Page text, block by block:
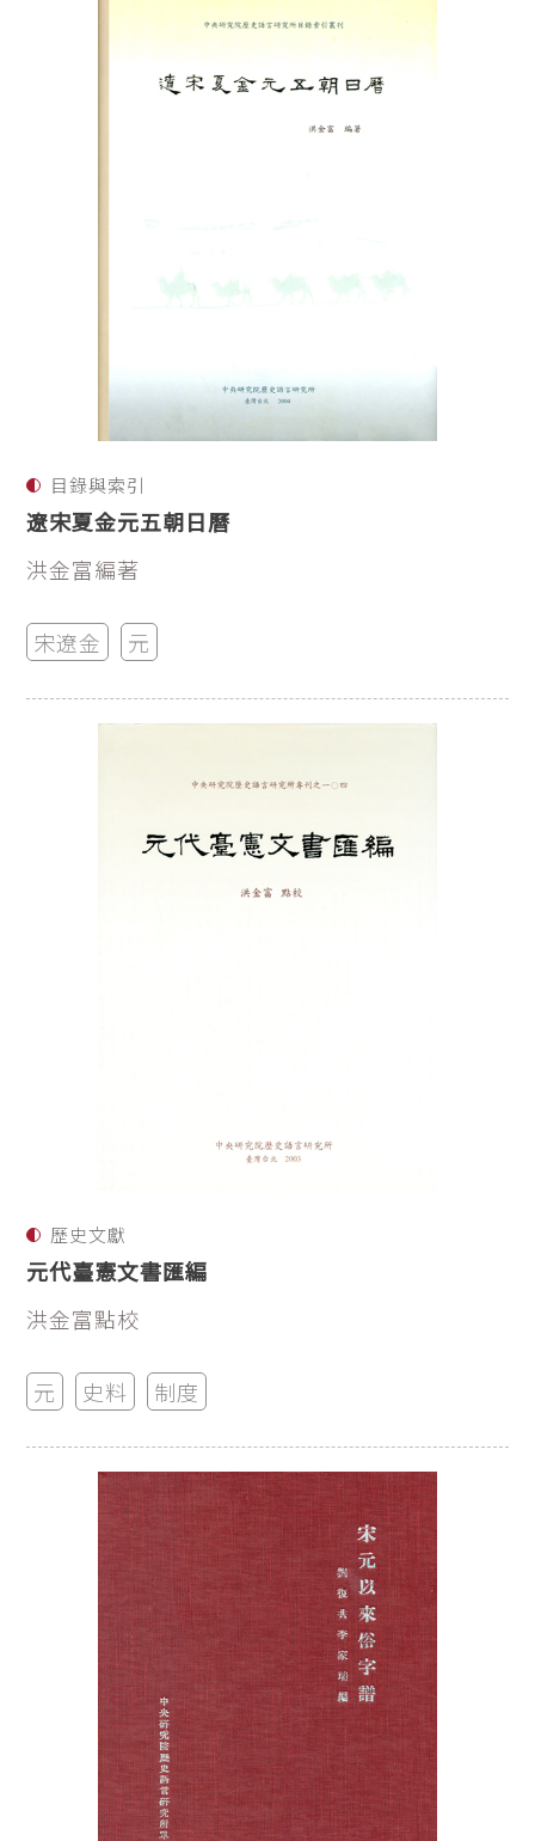
目錄與索引
遼宋夏金元五朝日曆
洪金富編著
宋遼金 元
歷史文獻
元代臺憲文書匯編
洪金富點校
元 史料 制度